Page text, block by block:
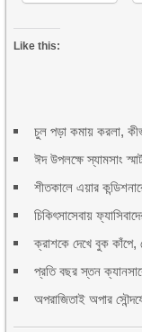
Like this:
চুল পড়া কমায় করলা,
ঈদ উপলক্ষে স্যামসাং
শীতকালে এয়ার
চিকিৎসাসেবায়
ক্রাশকে দেখে বুক কাঁপে,
প্রতি বছর স্তন
অপরাজিতাই অপার